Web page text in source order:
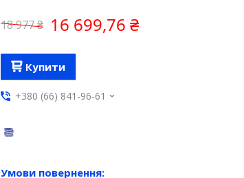
18 977 ₴ 16 699,76 ₴
Купити
+380 (66) 841-96-61